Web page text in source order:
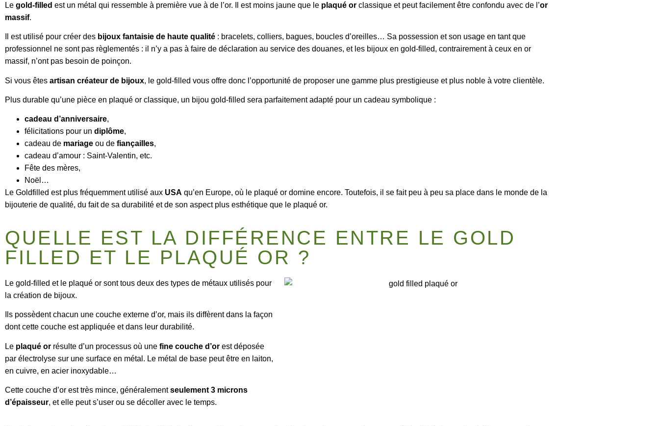
Le gold-filled est un métal qui ressemble à première vue à de l’or. Il est moins jaune que le plaqué or classique et peut facilement être confondu avec de l’or
massif.
Il est utilisé pour créer des bijoux fantaisie de haute qualité : bracelets, colliers, bagues, boucles d’oreilles… Sa possession et son usage en tant que
professionnel ne sont pas règlementés : il n’y a pas à faire de déclaration au service des douanes, et les bijoux en gold-filled, contrairement à ceux en or
massif, n’ont pas besoin de poinçon.
Si vous êtes artisan créateur de bijoux, le gold-filled vous offre donc l’opportunité de proposer une gamme plus prestigieuse et plus noble à votre clientèle.
Plus durable qu’une pièce en plaqué or classique, un bijou gold-filled sera parfaitement adapté pour un cadeau symbolique :
cadeau d’anniversaire,
félicitations pour un diplôme,
cadeau de mariage ou de fiançailles,
cadeau d’amour : Saint-Valentin, etc.
Fête des mères,
Noël…
Le Goldfilled est plus fréquemment utilisé aux USA qu’en Europe, où le plaqué or domine encore. Toutefois, il se fait peu à peu sa place dans le monde de la
bijouterie de qualité, du fait de sa durabilité et de son aspect plus esthétique que le plaqué or.
QUELLE EST LA DIFFÉRENCE ENTRE LE GOLD
FILLED ET LE PLAQUÉ OR ?
Le gold-filled et le plaqué or sont tous deux des types de métaux utilisés pour
la création de bijoux.
Ils possèdent chacun une couche externe d’or, mais ils diffèrent dans la façon
dont cette couche est appliquée et dans leur durabilité.
Le plaqué or résulte d’un processus où une fine couche d’or est déposée
par électrolyse sur une surface en métal. Le métal de base peut être en laiton,
en cuivre, en acier inoxydable…
Cette couche d’or est très mince, généralementseulement 3 microns
d’épaisseur, et elle peut s’user ou se décoller avec le temps.